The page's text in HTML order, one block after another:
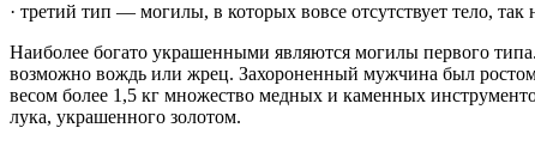
· третий тип — могилы, в которых вовсе отсутствует тело,
Наиболее богато украшенными являются могилы первого
возможно вождь или жрец. Захороненный мужчина был
весом более 1,5 кг множество медных и каменных
лука, украшенного золотом.